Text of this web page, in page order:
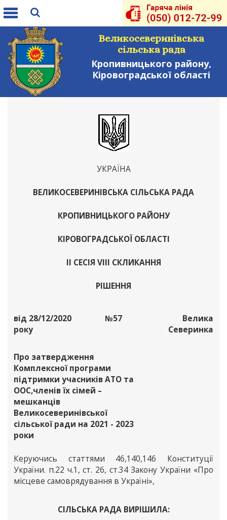
Toggle
Великосеверинівська
сільська рада
Кропивницького району,
Кіровоградської області
УКРАЇНА
ВЕЛИКОСЕВЕРИНІВСЬКА СІЛЬСЬКА РАДА
КРОПИВНИЦЬКОГО РАЙОНУ
КІРОВОГРАДСЬКОЇ ОБЛАСТІ
ІІ СЕСІЯ VIII СКЛИКАННЯ
РІШЕННЯ
від 28/12/2020
року
№57
Велика
Северинка
Про затвердження
Комплексної програми
підтримки учасників АТО та
ООС,членів їх сімей –
мешканців
Великосеверинівської
сільської ради на 2021 - 2023
роки
Керуючись статтями 46,140,146 Конституції
України. п.22 ч.1, ст. 26, ст.34 Закону України «Про
місцеве самоврядування в Україні»,
СІЛЬСЬКА РАДА ВИРІШИЛА: